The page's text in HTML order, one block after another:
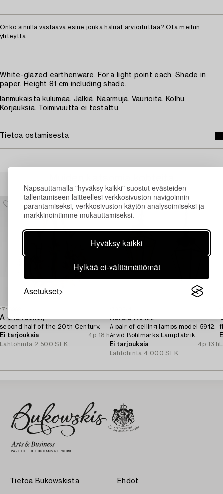
Napsauttamalla "hyväksy kaikki" suostut evästeiden
tallentamiseen laitteellesi verkkosivuston navigoinnin
parantamiseksi, verkkosivuston käytön analysoimiseksi ja
markkinointimme mukauttamiseksi.
Hyväksy kaikki
Hylkää ei-välttämättömät
Asetukset
Onko sinulla vastaava esine jonka haluat arvioituttaa? Ota meihin
yhteyttä
White-glazed earthenware. For a light point each. Shade in
paper. Height 81 cm including shade.
Iänmukaista kulumaa. Jälkiä. Naarmuja. Vaurioita. Kolhu.
Korjauksia. Toimivuutta ei testattu.
Tietoa ostamisesta
1718962
A chandelier,
second half of the 20th Century.
Ei tarjouksia
4p 18 h
Lähtöhinta 2 500 SEK
Harald Notini
A pair of ceiling lamps model 5912,
Arvid Böhlmarks Lampfabrik,
Stockholm, 1920s.
Ei tarjouksia
4p 13 h
Lähtöhinta 4 000 SEK
Tietoa Bukowskista Ehdot